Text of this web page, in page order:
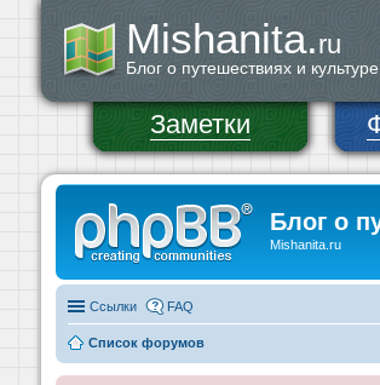
Mishanita.ru
Блог о путешествиях и
Заметки
Блог о
Mishanita.ru
Ссылки FAQ
Список форумов